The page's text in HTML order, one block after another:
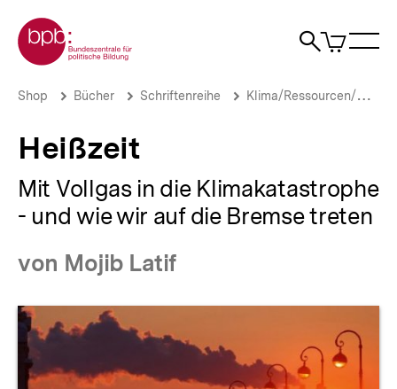
zum
Seiteninhalt
springen
Zur Startseite der bpb
Suche
Artikel
im
Heißzeit
Brotkrümelnavigation
Pfadnavigation
Shop Bücher Schriftenreihe Klima/Ressourcen/Umwelt
Heißzeit
Mit Vollgas in die Klimakatastrophe
- und wie wir auf die Bremse treten
von Mojib Latif
Produktvorschau